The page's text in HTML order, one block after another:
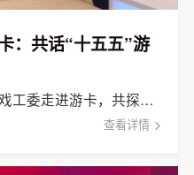
：共话“十五五”游
2026年4月15日，音数协游戏工委走进游卡，共探产业生态，共商游戏发展。
查看详情